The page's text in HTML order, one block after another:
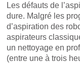
Les défauts de
dure. Malgré les
d’aspiration des
aspirateurs
un nettoyage en
(entre une à trois